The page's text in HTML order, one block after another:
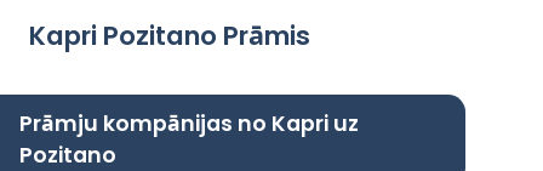
Kapri Pozitano Prāmis
Prāmju kompānijas no Kapri uz
Pozitano